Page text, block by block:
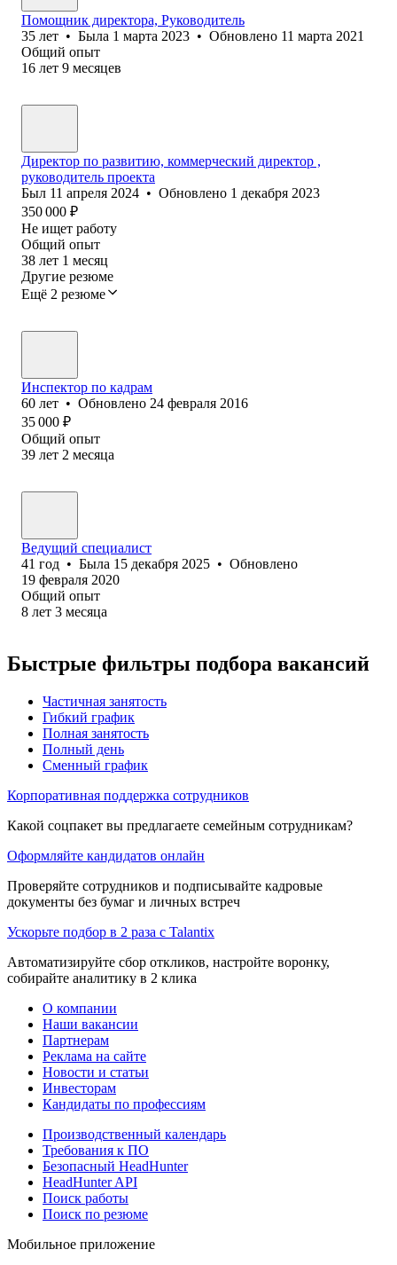
Помощник директора, Руководитель
35 лет • Была 1 марта 2023 • Обновлено 11 марта 2021
Общий опыт
16 лет 9 месяцев
Директор по развитию, коммерческий директор ,
руководитель проекта
Был 11 апреля 2024 • Обновлено 1 декабря 2023
350 000 ₽
Не ищет работу
Общий опыт
38 лет 1 месяц
Другие резюме
Ещё 2 резюме
Инспектор по кадрам
60 лет • Обновлено 24 февраля 2016
35 000 ₽
Общий опыт
39 лет 2 месяца
Ведущий специалист
41 год • Была 15 декабря 2025 • Обновлено
19 февраля 2020
Общий опыт
8 лет 3 месяца
Быстрые фильтры подбора вакансий
Частичная занятость
Гибкий график
Полная занятость
Полный день
Сменный график
Корпоративная поддержка сотрудников
Какой соцпакет вы предлагаете семейным сотрудникам?
Оформляйте кандидатов онлайн
Проверяйте сотрудников и подписывайте кадровые
документы без бумаг и личных встреч
Ускорьте подбор в 2 раза с Talantix
Автоматизируйте сбор откликов, настройте воронку,
собирайте аналитику в 2 клика
О компании
Наши вакансии
Партнерам
Реклама на сайте
Новости и статьи
Инвесторам
Кандидаты по профессиям
Производственный календарь
Требования к ПО
Безопасный HeadHunter
HeadHunter API
Поиск работы
Поиск по резюме
Мобильное приложение